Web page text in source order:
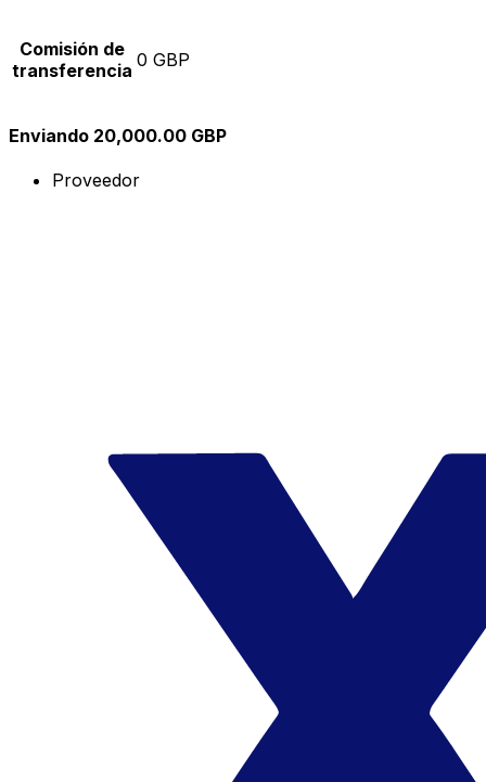
Comisión de
transferencia 0 GBP
Enviando 20,000.00 GBP
Proveedor